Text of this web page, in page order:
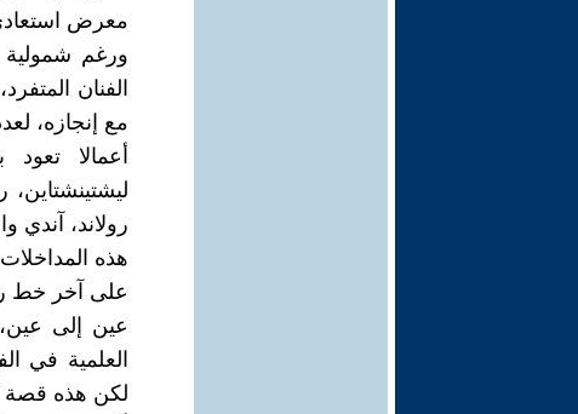
معرض
ورغم شمولية
الفنان
مع إنجازه،
أعمالا
رولاند، آندي
هذه
على آخر خط
عين إلى
العلمية في
لكن هذه قصة